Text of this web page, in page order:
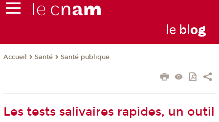
le blog
Accueil Santé Santé publique
Les tests salivaires rapides, un outil